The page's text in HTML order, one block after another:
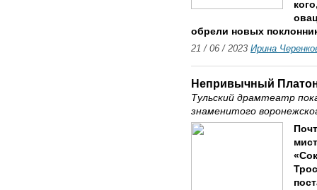
обрели новых
21 / 06 / 2023 Ирина
Непривычный
Тульский драмтеатр
знаменитого